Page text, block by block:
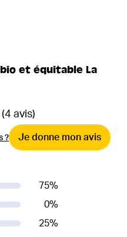
et équitable La
(4 avis)
? Je donne mon avis
75%
0%
25%